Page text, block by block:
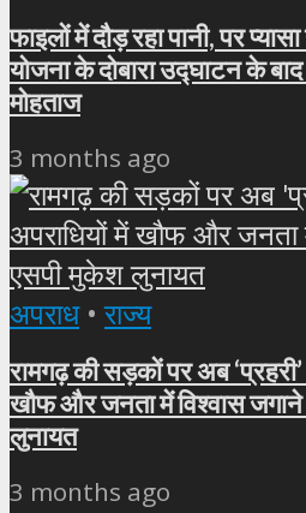
फाइलों में दौड़ रहा पानी, पर
योजना के दोबारा उद्घाटन के
मोहताज
3 months ago
अपराध • राज्य
रामगढ़ की सड़कों पर अब
खौफ और जनता में विश्वास
लुनायत
3 months ago